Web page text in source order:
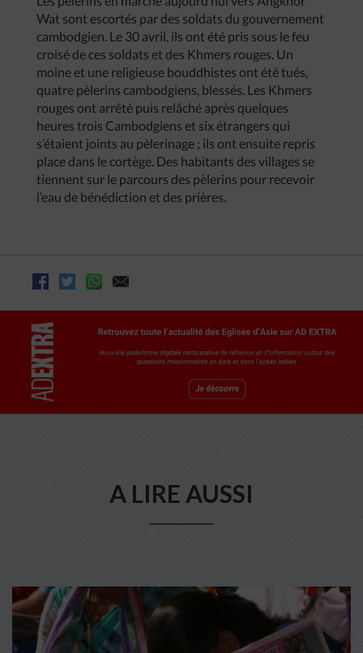
Wat sont escortés par des soldats du gouvernement
cambodgien. Le 30 avril, ils ont été pris sous le feu
croisé de ces soldats et des Khmers rouges. Un
moine et une religieuse bouddhistes ont été tués,
quatre pèlerins cambodgiens, blessés. Les Khmers
rouges ont arrêté puis relâché après quelques
heures trois Cambodgiens et six étrangers qui
s’étaient joints au pèlerinage ; ils ont ensuite repris
place dans le cortège. Des habitants des villages se
tiennent sur le parcours des pèlerins pour recevoir
l’eau de bénédiction et des prières.
A LIRE AUSSI